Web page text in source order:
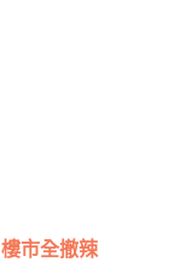
樓市全撤辣